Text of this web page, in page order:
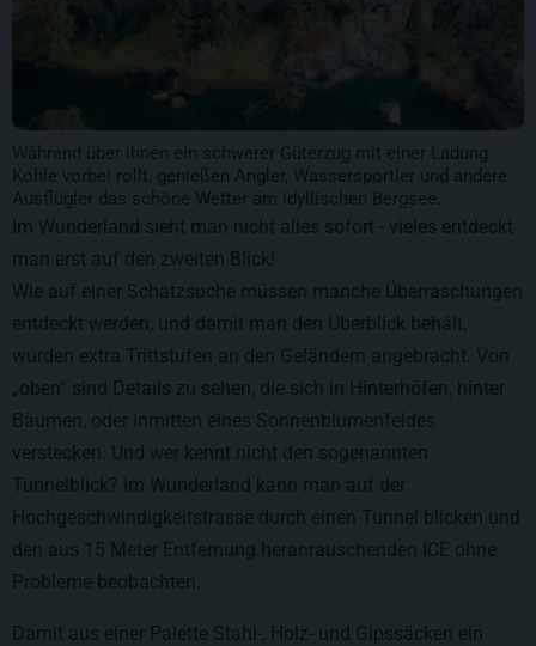
Während über ihnen ein schwerer Güterzug mit einer Ladung
Kohle vorbei rollt, genießen Angler, Wassersportler und andere
Ausflügler das schöne Wetter am idyllischen Bergsee.
Im Wunderland sieht man nicht alles sofort - vieles entdeckt
man erst auf den zweiten Blick!
Wie auf einer Schatzsuche müssen manche Überraschungen
entdeckt werden, und damit man den Überblick behält,
wurden extra Trittstufen an den Geländern angebracht. Von
„oben“ sind Details zu sehen, die sich in Hinterhöfen, hinter
Bäumen, oder inmitten eines Sonnenblumenfeldes
verstecken. Und wer kennt nicht den sogenannten
Tunnelblick? Im Wunderland kann man auf der
Hochgeschwindigkeitstrasse durch einen Tunnel blicken und
den aus 15 Meter Entfernung heranrauschenden ICE ohne
Probleme beobachten.
Damit aus einer Palette Stahl-, Holz- und Gipssäcken ein